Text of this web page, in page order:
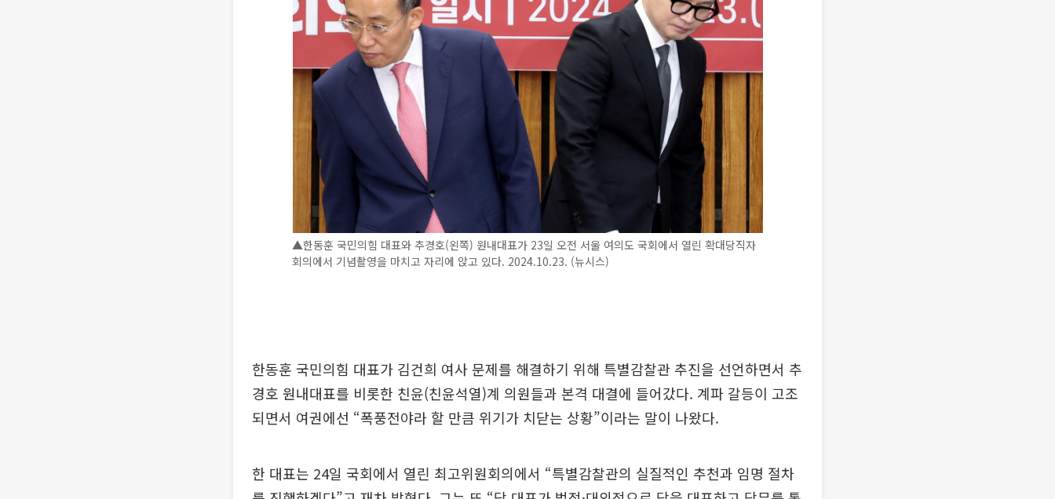
▲한동훈 국민의힘 대표와 추경호(왼쪽) 원내대표가 23일 오전 서울 여의도 국회에서 열린 확대당직자
회의에서 기념촬영을 마치고 자리에 앉고 있다. 2024.10.23. (뉴시스)
한동훈 국민의힘 대표가 김건희 여사 문제를 해결하기 위해 특별감찰관 추진을 선언하면서 추
경호 원내대표를 비롯한 친윤(친윤석열)계 의원들과 본격 대결에 들어갔다. 계파 갈등이 고조
되면서 여권에선 “폭풍전야라 할 만큼 위기가 치닫는 상황”이라는 말이 나왔다.
한 대표는 24일 국회에서 열린 최고위원회의에서 “특별감찰관의 실질적인 추천과 임명 절차